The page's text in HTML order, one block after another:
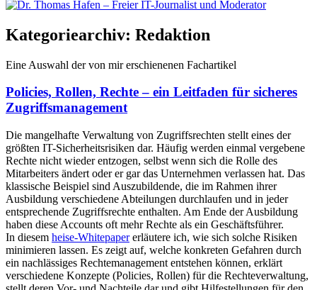
Kategoriearchiv: Redaktion
Eine Auswahl der von mir erschienenen Fachartikel
Policies, Rollen, Rechte – ein Leitfaden für sicheres
Zugriffsmanagement
Die mangelhafte Verwaltung von Zugriffsrechten stellt eines der
größten IT-Sicherheitsrisiken dar. Häufig werden einmal vergebene
Rechte nicht wieder entzogen, selbst wenn sich die Rolle des
Mitarbeiters ändert oder er gar das Unternehmen verlassen hat. Das
klassische Beispiel sind Auszubildende, die im Rahmen ihrer
Ausbildung verschiedene Abteilungen durchlaufen und in jeder
entsprechende Zugriffsrechte enthalten. Am Ende der Ausbildung
haben diese Accounts oft mehr Rechte als ein Geschäftsführer.
In diesem heise-Whitepapererläutere ich, wie sich solche Risiken
minimieren lassen. Es zeigt auf, welche konkreten Gefahren durch
ein nachlässiges Rechtemanagement entstehen können, erklärt
verschiedene Konzepte (Policies, Rollen) für die Rechteverwaltung,